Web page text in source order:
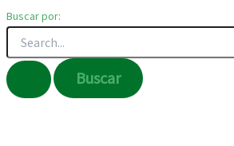
Buscar por: